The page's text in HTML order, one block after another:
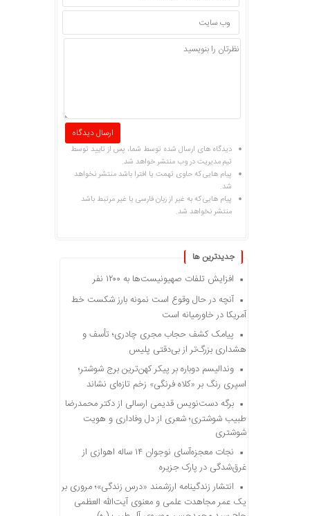
دیدگاه های ارسال شده توسط شما، پس از تایید توسط
تیم مدیریت در وب منتشر خواهد شد.
پیام هایی که حاوی تهمت یا افترا باشد منتشر نخواهد
شد.
پیام هایی که به غیر از زبان فارسی یا غیر مرتبط باشد
منتشر نخواهد شد.
جديدترين ها
افزایش تلفات صهیونیست‌ها به ۱۲۰۰ نفر
آنچه در حال وقوع است نمونه بارز شکست خط
آمریکا در خاورمیانه است
پیامک کشف حجاب مجری چادری؛ تأسف و
هشداری بزرگ‌تر از بی‌دقتی پلیس
وندالیسم دوباره بر پیکر کهن‌ترین برج شوشتر؛
اسپری رنگ بر «کلاه فرنگی» زخم تازه‌ای نشاند
برگه دست‌نویس قدیمی ارسالی از دکتر محمدرضا
طبیب شوشتری؛ شعری از دل وفاداری و هویت
شوشتری
نجات معجزه‌آسای نوجوان ۱۴ ساله اهوازی از
غرق‌شدگی در پارک جزیره
انتشار زندگینامه ارزشمند «درس زندگی»؛ مروری بر
یک عمر مجاهدت علمی و معنوی آیت‌الله العظمی